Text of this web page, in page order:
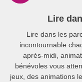
Lire
Lire dans les
incontournable
après-midi,
bénévoles vous
jeux, des animations